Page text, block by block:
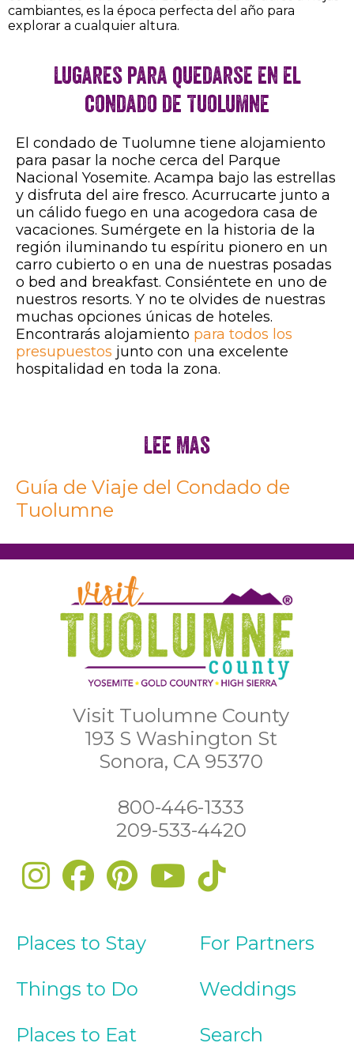
cambiantes, es la época perfecta del año para
explorar a cualquier altura.
Lugares para quedarse en el
condado de Tuolumne
El condado de Tuolumne tiene alojamiento
para pasar la noche cerca del Parque
Nacional Yosemite. Acampa bajo las estrellas
y disfruta del aire fresco. Acurrucarte junto a
un cálido fuego en una acogedora casa de
vacaciones. Sumérgete en la historia de la
región iluminando tu espíritu pionero en un
carro cubierto o en una de nuestras posadas
o bed and breakfast. Consiéntete en uno de
nuestros resorts. Y no te olvides de nuestras
muchas opciones únicas de hoteles.
Encontrarás alojamiento para todos los
presupuestos junto con una excelente
hospitalidad en toda la zona.
Lee Mas
Guía de Viaje del Condado de
Tuolumne
Visit Tuolumne County
193 S Washington St
Sonora, CA 95370
800-446-1333
209-533-4420
Places to Stay
Things to Do
Places to Eat
For Partners
Weddings
Search